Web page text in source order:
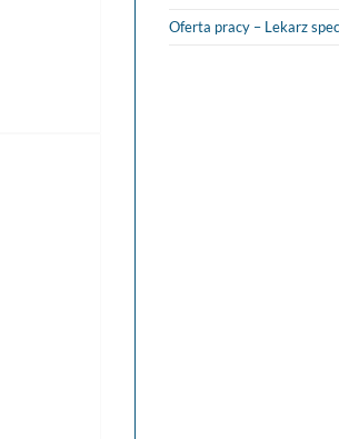
Oferta pracy – Lekarz